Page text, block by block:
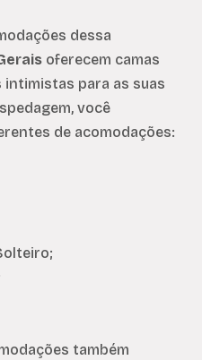
dessa
oferecem camas
para as suas
você
de acomodações:
também